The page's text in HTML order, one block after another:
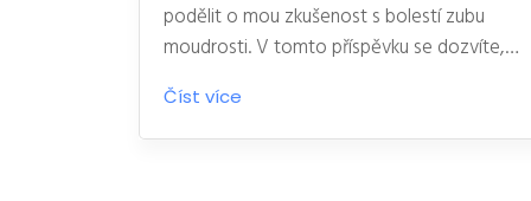
podělit o mou zkušenost s bolestí zubu
moudrosti. V tomto příspěvku se dozvíte,
proč někdy zub moudrosti bolí, jaké jsou
možnosti léčby a co můžeme udělat,
abychom předcházeli bolesti. Zajímá mě i
Číst více